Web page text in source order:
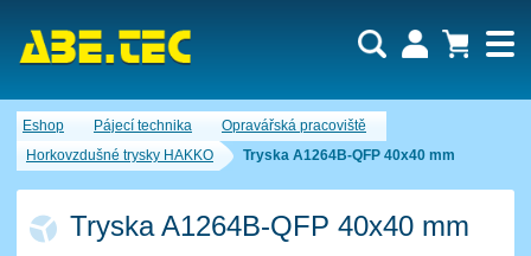
Eshop Pájecí technika
Opravářská pracoviště
Horkovzdušné trysky HAKKO
Tryska A1264B-QFP 40x40 mm
Tryska A1264B-QFP 40x40 mm
Nákupní košík je momentálně prázdný.
Obsah košíku
Počet produktů:0
Cena celkem:0,00 CZK
Uživatel:
Heslo:
Zapomenuté heslo Nová registrace